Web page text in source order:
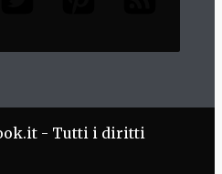
- Tutti i diritti